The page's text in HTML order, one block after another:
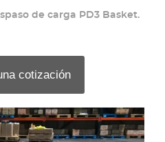
de carga PD3 Basket.
cotización